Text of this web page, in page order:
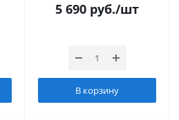
5 690 руб./шт
В корзину